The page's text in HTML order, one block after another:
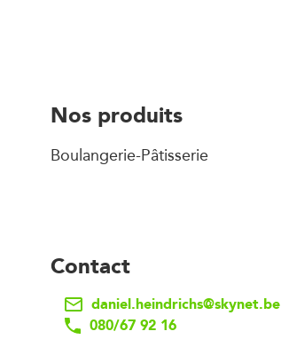
Nos produits
Boulangerie-Pâtisserie
Contact
daniel.heindrichs@skynet.be
080/67 92 16